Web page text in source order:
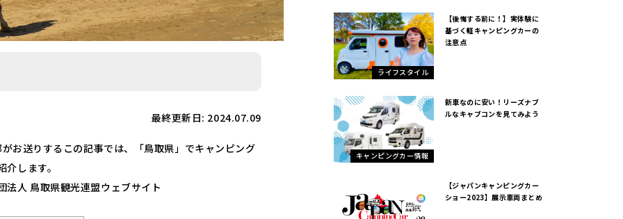
最終更新日: 2024.07.09
お送りするこの記事では、「鳥取県」でキャンピング
します。
人 鳥取県観光連盟ウェブサイト
ライフスタイル
【後悔する前に！】実体験に
基づく軽キャンピングカーの
注意点
キャンピングカー情報
新車なのに安い！リーズナブ
ルなキャブコンを見てみよう
【ジャパンキャンピングカー
ショー2023】展示車両まとめ